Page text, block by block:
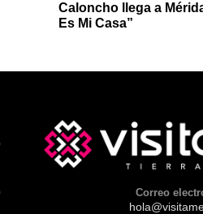
Caloncho llega a
Es Mi Casa”
Correo